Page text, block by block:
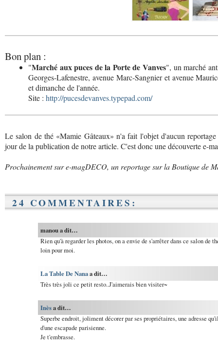
Bon plan :
"Marché aux puces de la Porte de Vanves", un marché
Georges-Lafenestre, avenue Marc-Sangnier et avenue
et dimanche de l'année.
Site : http://pucesdevanves.typepad.com/
Le salon de thé «Mamie Gâteaux» n'a fait l'objet d'aucun
jour de la publication de notre article. C'est donc une découverte e-
Prochainement sur e-magDECO, un reportage sur la Boutique de
24 COMMENTAIRES:
manou a dit…
Rien qu'à regarder les photos, on a envie de s'arrêter dans ce salon de
loin pour moi.
La Table De Nanaa dit…
Très très joli ce petit resto..J'aimerais bien visiter~
Inèsa dit…
Superbe endroit, joliment décorer par ses propriétaires, une adresse
d'une escapade parisienne.
Je t'embrasse.